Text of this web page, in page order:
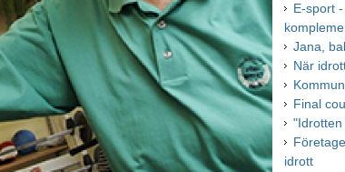
E-sport
Jana,
När
Final
idrott